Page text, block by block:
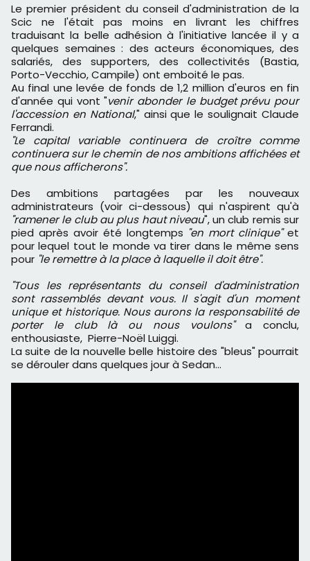
Le premier président du conseil d'administration de la
Scic ne l'était pas moins en livrant les chiffres
traduisant la belle adhésion à l'initiative lancée il y a
quelques semaines : des acteurs économiques, des
salariés, des supporters, des collectivités (Bastia,
Porto-Vecchio, Campile) ont emboité le pas.
Au final une levée de fonds de 1,2 million d'euros en fin
d'année qui vont "venir abonder le budget prévu pour
l'accession en National," ainsi que le soulignait Claude
Ferrandi.
"Le capital variable continuera de croître comme
continuera sur le chemin de nos ambitions affichées et
que nous afficherons".
Des ambitions partagées par les nouveaux
administrateurs (voir ci-dessous) qui n'aspirent qu'à
"ramener le club au plus haut niveau", un club remis sur
pied après avoir été longtemps "en mort clinique"et
pour lequel tout le monde va tirer dans le même sens
pour "le remettre à la place à laquelle il doit être".
"Tous les représentants du conseil d'administration
sont rassemblés devant vous. Il s'agit d'un moment
unique et historique. Nous aurons la responsabilité de
porter le club là ou nous voulons"a conclu,
enthousiaste, Pierre-Noël Luiggi.
La suite de la nouvelle belle histoire des "bleus" pourrait
se dérouler dans quelques jour à Sedan...